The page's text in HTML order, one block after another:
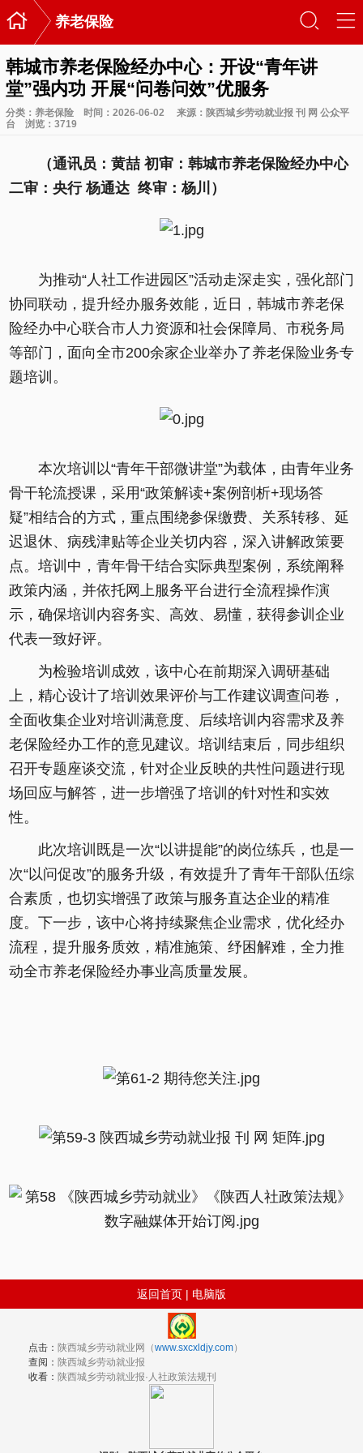
 养老保险 󰃙 󰆉
韩城市养老保险经办中心：开设“青年讲
堂”强内功 开展“问卷问效”优服务
分类： 养老保险 时间：2026-06-02
来源：陕西城乡劳动就业报 刊 网 公众平
台
浏览： 3719
（通讯员：黄喆 初审：韩城市养老保险经办中心
二审：央行 杨通达 终审：杨川）
为推动“人社工作进园区”活动走深走实，强化部门
协同联动，提升经办服务效能，近日，韩城市养老保
险经办中心联合市人力资源和社会保障局、市税务局
等部门，面向全市200余家企业举办了养老保险业务专
题培训。
本次培训以“青年干部微讲堂”为载体，由青年业务
骨干轮流授课，采用“政策解读+案例剖析+现场答
疑”相结合的方式，重点围绕参保缴费、关系转移、延
迟退休、病残津贴等企业关切内容，深入讲解政策要
点。培训中，青年骨干结合实际典型案例，系统阐释
政策内涵，并依托网上服务平台进行全流程操作演
示，确保培训内容务实、高效、易懂，获得参训企业
代表一致好评。
为检验培训成效，该中心在前期深入调研基础
上，精心设计了培训效果评价与工作建议调查问卷，
全面收集企业对培训满意度、后续培训内容需求及养
老保险经办工作的意见建议。培训结束后，同步组织
召开专题座谈交流，针对企业反映的共性问题进行现
场回应与解答，进一步增强了培训的针对性和实效
性。
此次培训既是一次“以讲提能”的岗位练兵，也是一
次“以问促改”的服务升级，有效提升了青年干部队伍综
合素质，也切实增强了政策与服务直达企业的精准
度。下一步，该中心将持续聚焦企业需求，优化经办
流程，提升服务质效，精准施策、纾困解难，全力推
动全市养老保险经办事业高质量发展。
返回首页 | 电脑版
点击： 陕西城乡劳动就业网（www.sxcxldjy.com）
查阅： 陕西城乡劳动就业报
收看： 陕西城乡劳动就业报·人社政策法规刊